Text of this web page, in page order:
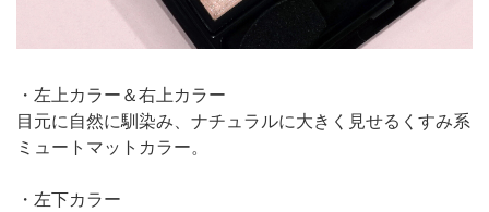
・左上カラー＆右上カラー
目元に自然に馴染み、ナチュラルに大きく見せるくすみ系
ミュートマットカラー。
・左下カラー